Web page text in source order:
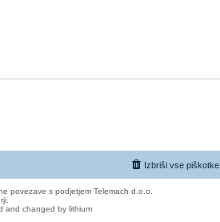
Izbriši vse piškotke
povezave s podjetjem Telemach d.o.o.
and changed by lithium